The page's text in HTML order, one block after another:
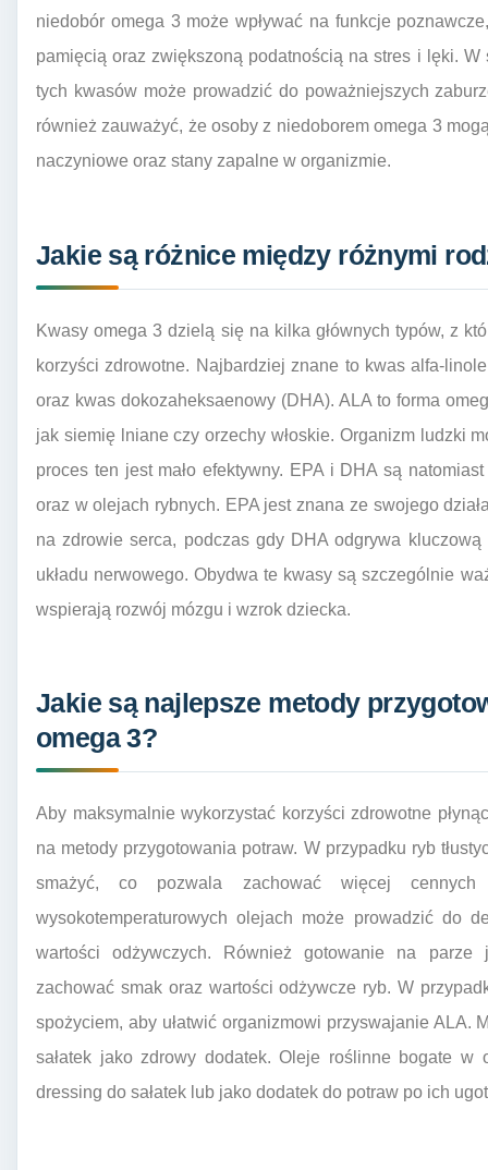
niedobór omega 3 może wpływać na funkcje
pamięcią oraz zwiększoną podatnością na stres i lęki. W
tych kwasów może prowadzić do poważniejszych
również zauważyć, że osoby z niedoborem omega 3
naczyniowe oraz stany zapalne w organizmie.
Jakie są różnice między różnymi
Kwasy omega 3 dzielą się na kilka głównych typów, z
korzyści zdrowotne. Najbardziej znane to kwas alfa-
oraz kwas dokozaheksaenowy (DHA). ALA to forma
jak siemię lniane czy orzechy włoskie. Organizm ludzki
proces ten jest mało efektywny. EPA i DHA są
oraz w olejach rybnych. EPA jest znana ze swojego
na zdrowie serca, podczas gdy DHA odgrywa
układu nerwowego. Obydwa te kwasy są szczególnie
wspierają rozwój mózgu i wzrok dziecka.
Jakie są najlepsze metody
omega 3?
Aby maksymalnie wykorzystać korzyści zdrowotne
na metody przygotowania potraw. W przypadku ryb
smażyć, co pozwala zachować więcej cennych
wysokotemperaturowych olejach może prowadzić do
wartości odżywczych. Również gotowanie na parze
zachować smak oraz wartości odżywcze ryb. W
spożyciem, aby ułatwić organizmowi przyswajanie ALA.
sałatek jako zdrowy dodatek. Oleje roślinne bogate
dressing do sałatek lub jako dodatek do potraw po ich